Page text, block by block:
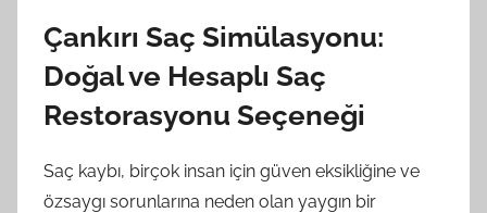
Çankırı Saç Simülasyonu:
Doğal ve Hesaplı Saç
Restorasyonu Seçeneği
Saç kaybı, birçok insan için güven eksikliğine ve
özsaygı sorunlarına neden olan yaygın bir